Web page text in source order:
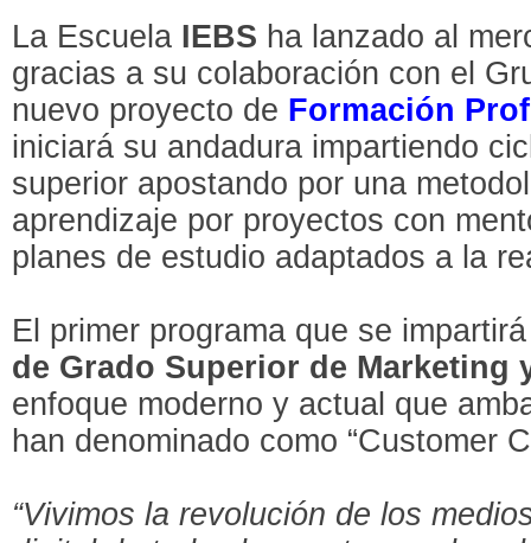
La Escuela IEBS ha lanzado al
gracias a su colaboración con el
nuevo proyecto de Formación
iniciará su andadura impartiendo
superior apostando por una
aprendizaje por proyectos con
planes de estudio adaptados a la
El primer programa que se
de Grado Superior de Marketing
enfoque moderno y actual que
han denominado como “Customer
“Vivimos la revolución de los